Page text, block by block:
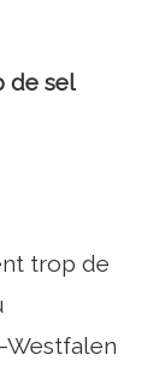
de sel
trop de